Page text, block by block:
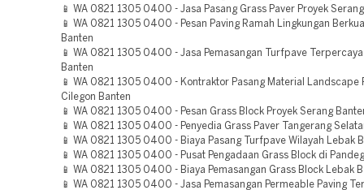
📱 WA 0821 1305 0400 - Jasa Pasang Grass Paver Proyek
📱 WA 0821 1305 0400 - Pesan Paving Ramah Lingkungan
Banten
📱 WA 0821 1305 0400 - Jasa Pemasangan Turfpave
Banten
📱 WA 0821 1305 0400 - Kontraktor Pasang Material Landscape
Cilegon Banten
📱 WA 0821 1305 0400 - Pesan Grass Block Proyek Serang
📱 WA 0821 1305 0400 - Penyedia Grass Paver Tangerang
📱 WA 0821 1305 0400 - Biaya Pasang Turfpave Wilayah Lebak
📱 WA 0821 1305 0400 - Pusat Pengadaan Grass Block di
📱 WA 0821 1305 0400 - Biaya Pemasangan Grass Block Lebak
📱 WA 0821 1305 0400 - Jasa Pemasangan Permeable Paving